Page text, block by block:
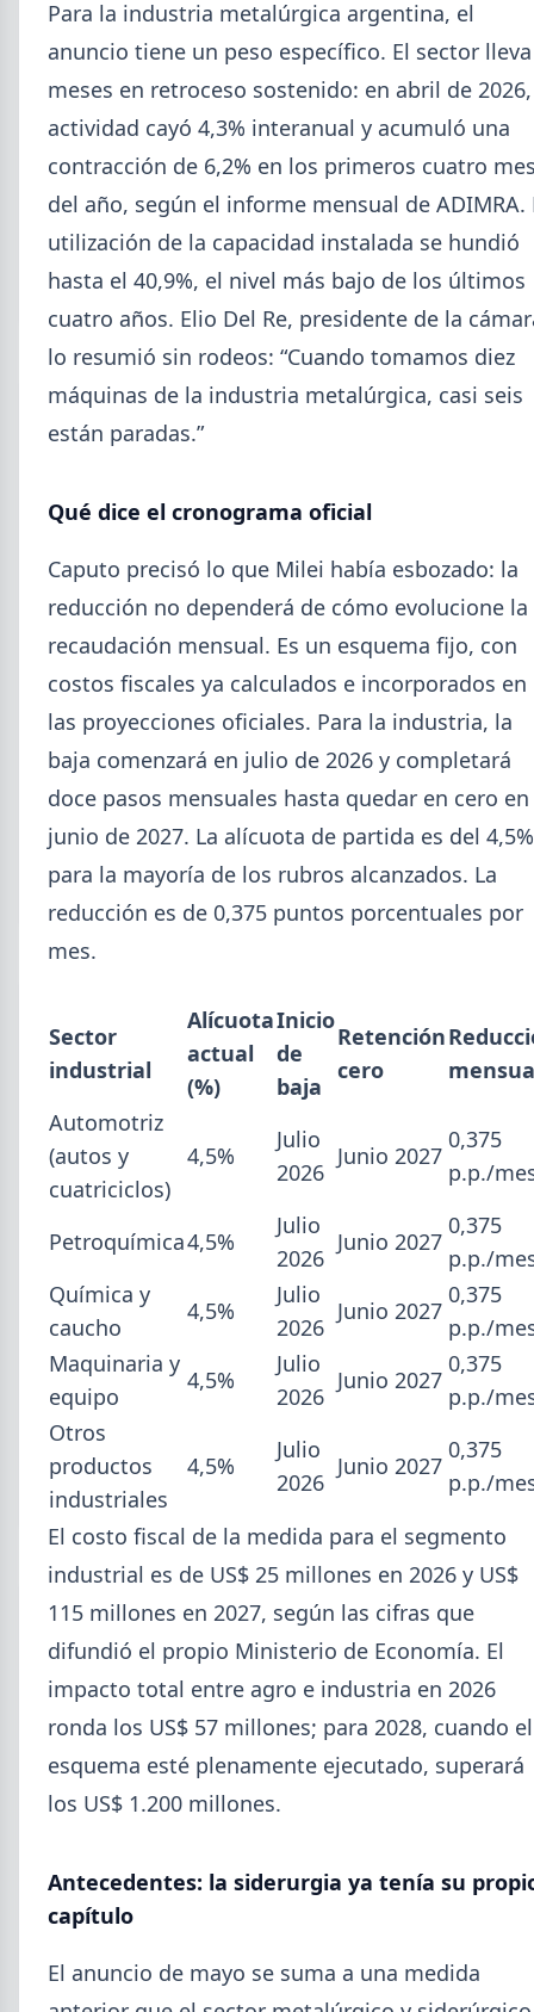
2026-08-04
Paritaria UOM agosto 2026: sin
acuerdo, siguen vigentes los
valores de abril
UOM y cámaras metalúrgicas no cerraron la
paritaria. Agosto se liquida con los valores de abril:
IMGR $1.036.390.
GENERAL 2026-08-04
Día de la Siderurgia: cómo llega el
sector al aniversario 78 del legado
de Savio
El 31 de julio la industria del acero recordó a
Manuel Savio con inversiones millonarias, un
semestre de recuperación parcial y un mercado
GENERAL 2026-08-03
Perfiles.com.ar abrió su tercera
sucursal en zona norte: llegó a San
Isidro
La distribuidora siderometalúrgica, fundada en
1974 en San Fernando, sumó un local sobre Av.
Andrés Rolón, su primer punto de venta en San
Isidro.
ADIMRA 2026-07-28
Informe ADIMRA junio 2026: la
producción metalúrgica cayó 4,6%
La producción metalúrgica acumula una baja de
Para la industria metalúrgica argentina, el
anuncio tiene un peso específico. El sector lleva
meses en retroceso sostenido: en abril de
actividad cayó 4,3% interanual y acumuló una
contracción de 6,2% en los primeros cuatro
del año, según el informe mensual de ADIMRA.
utilización de la capacidad instalada se hundió
hasta el 40,9%, el nivel más bajo de los últimos
cuatro años. Elio Del Re, presidente de la
lo resumió sin rodeos: “Cuando tomamos diez
máquinas de la industria metalúrgica, casi seis
están paradas.”
Qué dice el cronograma oficial
Caputo precisó lo que Milei había esbozado: la
reducción no dependerá de cómo evolucione la
recaudación mensual. Es un esquema fijo, con
costos fiscales ya calculados e incorporados en
las proyecciones oficiales. Para la industria, la
baja comenzará en julio de 2026 y completará
doce pasos mensuales hasta quedar en cero en
junio de 2027. La alícuota de partida es del 4,5%
para la mayoría de los rubros alcanzados. La
reducción es de 0,375 puntos porcentuales por
mes.
Sector
industrial
Alícuota
actual
(%)
Inicio
de
baja
Retención
cero
Automotriz
(autos y
cuatriciclos)
4,5%
Julio
2026
Junio 2027
0,375
p.p./
Petroquímica4,5%
Julio
2026
Junio 2027
0,375
p.p./
Química y
caucho
4,5%
Julio
2026
Junio 2027
0,375
p.p./
Maquinaria y
equipo
4,5%
Julio
2026
Junio 2027
0,375
p.p./
Otros
productos
industriales
4,5%
Julio
2026
Junio 2027
0,375
p.p./
El costo fiscal de la medida para el segmento
industrial es de US$ 25 millones en 2026 y US$
115 millones en 2027, según las cifras que
difundió el propio Ministerio de Economía. El
impacto total entre agro e industria en 2026
ronda los US$ 57 millones; para 2028, cuando el
esquema esté plenamente ejecutado, superará
los US$ 1.200 millones.
Antecedentes: la siderurgia ya tenía su
capítulo
El anuncio de mayo se suma a una medida